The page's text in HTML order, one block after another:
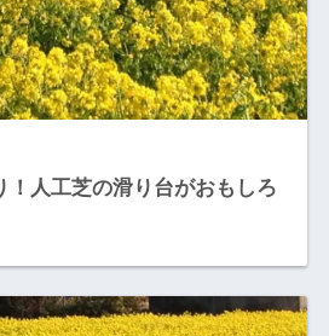
！人工芝の滑り台がおもしろ